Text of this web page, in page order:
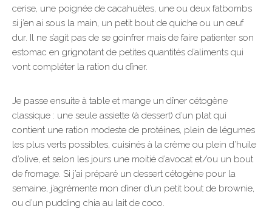
cerise, une poignée de cacahuètes, une ou deux fatbombs
si j’en ai sous la main, un petit bout de quiche ou un œuf
dur. Il ne s’agit pas de se goinfrer mais de faire patienter son
estomac en grignotant de petites quantités d’aliments qui
vont compléter la ration du dîner.
Je passe ensuite à table et mange un dîner cétogène
classique : une seule assiette (à dessert) d’un plat qui
contient une ration modeste de protéines, plein de légumes
les plus verts possibles, cuisinés à la crème ou plein d’huile
d’olive, et selon les jours une moitié d’avocat et/ou un bout
de fromage. Si j’ai préparé un dessert cétogène pour la
semaine, j’agrémente mon dîner d’un petit bout de brownie,
ou d’un pudding chia au lait de coco.